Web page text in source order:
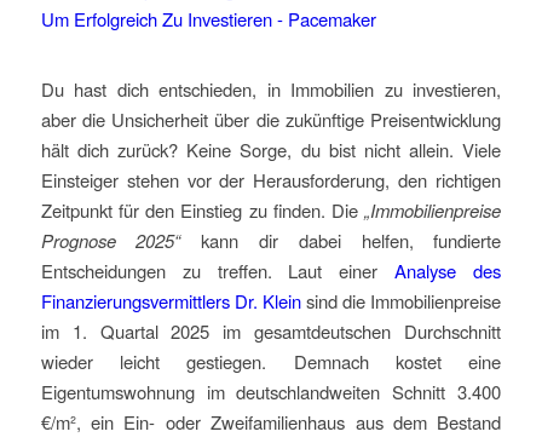
Du hast dich entschieden, in Immobilien zu investieren,
aber die Unsicherheit über die zukünftige Preisentwicklung
hält dich zurück? Keine Sorge, du bist nicht allein. Viele
Einsteiger stehen vor der Herausforderung, den richtigen
Zeitpunkt für den Einstieg zu finden. Die„Immobilienpreise
Prognose 2025“kann dir dabei helfen, fundierte
Entscheidungen zu treffen. Laut einerAnalyse des
Finanzierungsvermittlers Dr. Kleinsind die Immobilienpreise
im 1. Quartal 2025 im gesamtdeutschen Durchschnitt
wieder leicht gestiegen. Demnach kostet eine
Eigentumswohnung im deutschlandweiten Schnitt 3.400
€/m², ein Ein- oder Zweifamilienhaus aus dem Bestand